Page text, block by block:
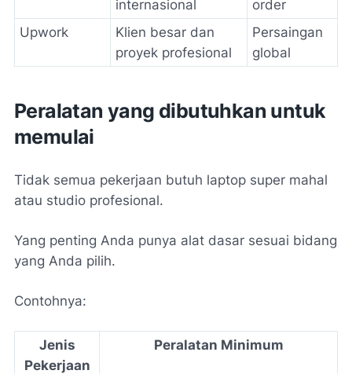
internasional
order
Upwork
Klien besar dan
proyek profesional
Persaingan
global
Peralatan yang dibutuhkan untuk
memulai
Tidak semua pekerjaan butuh laptop super mahal
atau studio profesional.
Yang penting Anda punya alat dasar sesuai bidang
yang Anda pilih.
Contohnya:
Jenis
Pekerjaan
Peralatan Minimum